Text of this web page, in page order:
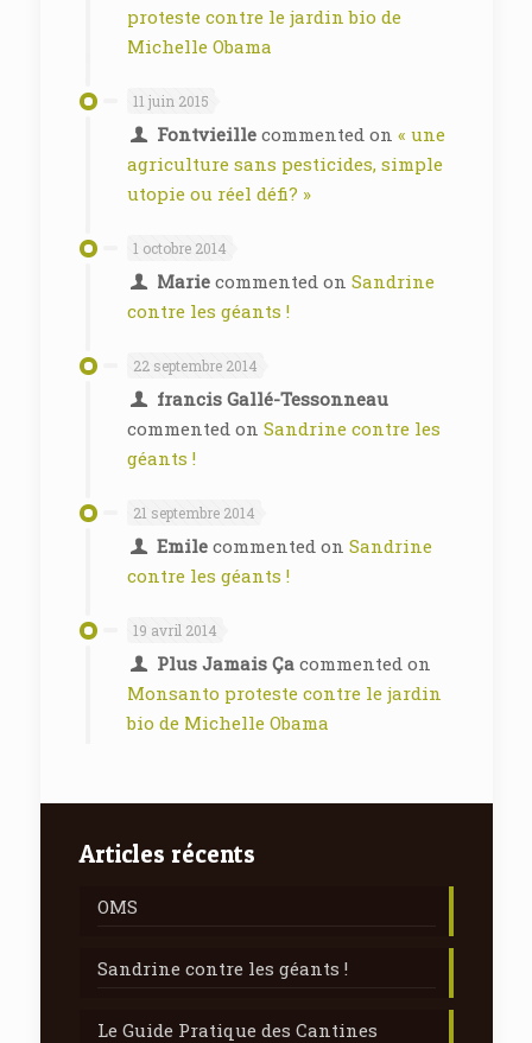
proteste contre le jardin bio de
Michelle Obama
11 juin 2015
Fontvieillecommented on « une
agriculture sans pesticides, simple
utopie ou réel défi? »
1 octobre 2014
Mariecommented on Sandrine
contre les géants !
22 septembre 2014
francis Gallé-Tessonneau
commented on Sandrine contre les
géants !
21 septembre 2014
Emilecommented on Sandrine
contre les géants !
19 avril 2014
Plus Jamais Çacommented on
Monsanto proteste contre le jardin
bio de Michelle Obama
Articles récents
OMS
Sandrine contre les géants !
Le Guide Pratique des Cantines